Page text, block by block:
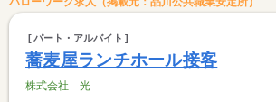
パート・アルバイト
蕎麦屋ランチホール接客
株式会社 光